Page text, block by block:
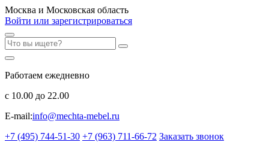
Москва и Московская область
Войти или зарегистрироваться
Работаем ежедневно
с 10.00 до 22.00
E-mail:info@mechta-mebel.ru
+7 (495) 744-51-30 +7 (963) 711-66-72 Заказать звонок